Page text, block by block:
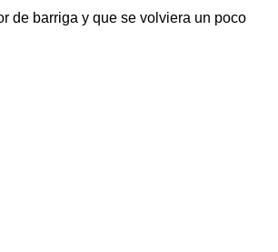
de barriga y que se volviera un poco